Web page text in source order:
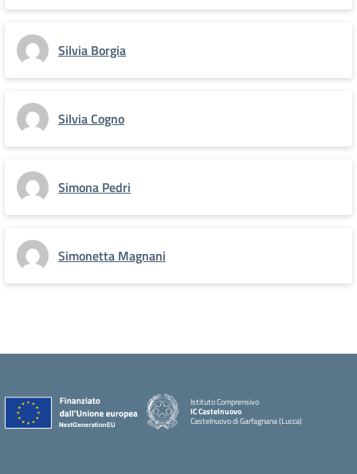
Silvia Borgia
Silvia Cogno
Simona Pedri
Simonetta Magnani
Istituto Comprensivo
IC Castelnuovo
Castelnuovo di Garfagnana (Lucca)